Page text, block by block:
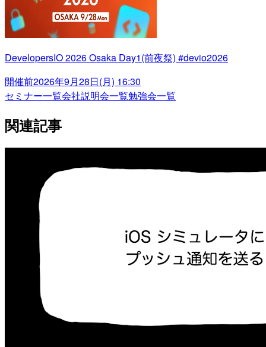
DevelopersIO 2026 Osaka Day1(前夜祭) #devio2026
開催前2026年9月28日(月) 16:30
セミナー一覧会社説明会一覧勉強会一覧
関連記事